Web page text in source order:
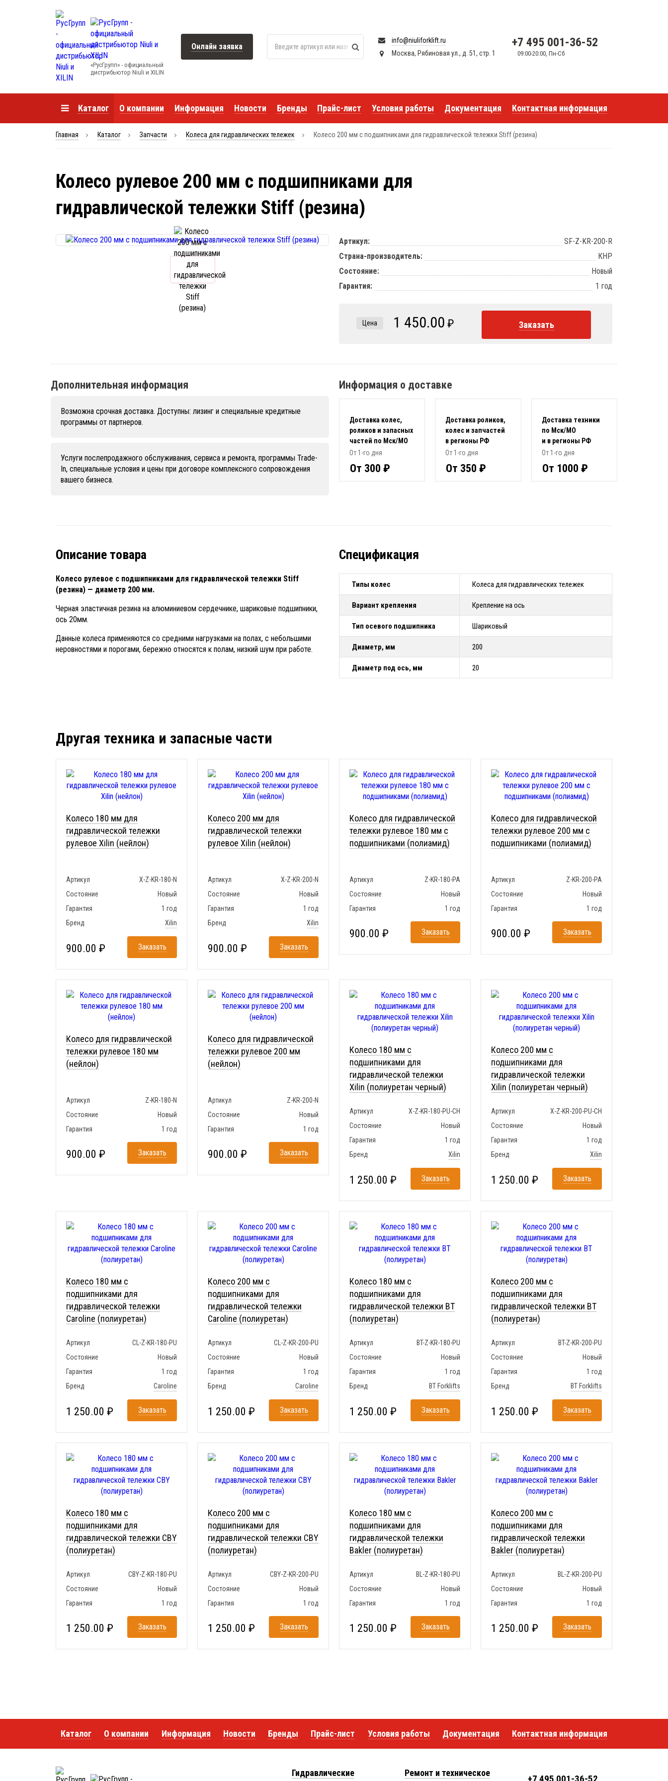
«РусГрупп» - официальный
диcтрибьютор Niuli и XILIN
Онлайн заявка
info@niuliforklift.ru
Москва, Рябиновая ул., д. 51, стр. 1
+7 495 001-36-52
09:00-20:00, Пн-Сб
Каталог О компании Информация Новости Бренды Прайс-лист Условия работы Документация Контактная информация
Главная Каталог Запчасти Колеса для гидравлических тележек Колесо 200 мм с подшипниками для гидравлической тележки Stiff (резина)
Колесо рулевое 200 мм с подшипниками для
гидравлической тележки Stiff (резина)
Артикул:
SF-Z-KR-200-R
Страна-производитель:
КНР
Состояние:
Новый
Гарантия:
1 год
Цена 1 450.00 ₽ Заказать
Дополнительная информация
Возможна срочная доставка. Доступны: лизинг и специальные кредитные
программы от партнеров.
Услуги послепродажного обслуживания, сервиса и ремонта, программы Trade-
In, специальные условия и цены при договоре комплексного сопровождения
вашего бизнеса.
Информация о доставке
Доставка колес,
роликов и запасных
частей по Мск/МО
От 1-го дня
От 300 ₽
Доставка роликов,
колес и запчастей
в регионы РФ
От 1-го дня
От 350 ₽
Доставка техники
по Мск/МО
и в регионы РФ
От 1-го дня
От 1000 ₽
Описание товара
Колесо рулевое с подшипниками для гидравлической тележки Stiff
(резина) — диаметр 200 мм.
Черная эластичная резина на алюминиевом сердечнике, шариковые подшипники,
ось 20мм.
Данные колеса применяются со средними нагрузками на полах, с небольшими
неровностями и порогами, бережно относятся к полам, низкий шум при работе.
Спецификация
Типы колес Колеса для гидравлических тележек
Вариант крепления Крепление на ось
Тип осевого подшипника Шариковый
Диаметр, мм 200
Диаметр под ось, мм 20
Другая техника и запасные части
Колесо 180 мм для
гидравлической тележки
рулевое Xilin (нейлон)
Артикул
X-Z-KR-180-N
Состояние
Новый
Гарантия
1 год
Бренд
Xilin
900.00 ₽ Заказать
Колесо 200 мм для
гидравлической тележки
рулевое Xilin (нейлон)
Артикул
X-Z-KR-200-N
Состояние
Новый
Гарантия
1 год
Бренд
Xilin
900.00 ₽ Заказать
Колесо для гидравлической
тележки рулевое 180 мм с
подшипниками (полиамид)
Артикул
Z-KR-180-PA
Состояние
Новый
Гарантия
1 год
900.00 ₽ Заказать
Колесо для гидравлической
тележки рулевое 200 мм с
подшипниками (полиамид)
Артикул
Z-KR-200-PA
Состояние
Новый
Гарантия
1 год
900.00 ₽ Заказать
Колесо для гидравлической
тележки рулевое 180 мм
(нейлон)
Артикул
Z-KR-180-N
Состояние
Новый
Гарантия
1 год
900.00 ₽ Заказать
Колесо для гидравлической
тележки рулевое 200 мм
(нейлон)
Артикул
Z-KR-200-N
Состояние
Новый
Гарантия
1 год
900.00 ₽ Заказать
Колесо 180 мм с
подшипниками для
гидравлической тележки
Xilin (полиуретан черный)
Артикул
X-Z-KR-180-PU-CH
Состояние
Новый
Гарантия
1 год
Бренд
Xilin
1 250.00 ₽ Заказать
Колесо 200 мм с
подшипниками для
гидравлической тележки
Xilin (полиуретан черный)
Артикул
X-Z-KR-200-PU-CH
Состояние
Новый
Гарантия
1 год
Бренд
Xilin
1 250.00 ₽ Заказать
Колесо 180 мм с
подшипниками для
гидравлической тележки
Caroline (полиуретан)
Артикул
CL-Z-KR-180-PU
Состояние
Новый
Гарантия
1 год
Бренд
Caroline
1 250.00 ₽ Заказать
Колесо 200 мм с
подшипниками для
гидравлической тележки
Caroline (полиуретан)
Артикул
CL-Z-KR-200-PU
Состояние
Новый
Гарантия
1 год
Бренд
Caroline
1 250.00 ₽ Заказать
Колесо 180 мм с
подшипниками для
гидравлической тележки BT
(полиуретан)
Артикул
BT-Z-KR-180-PU
Состояние
Новый
Гарантия
1 год
Бренд
BT Forklifts
1 250.00 ₽ Заказать
Колесо 200 мм с
подшипниками для
гидравлической тележки BT
(полиуретан)
Артикул
BT-Z-KR-200-PU
Состояние
Новый
Гарантия
1 год
Бренд
BT Forklifts
1 250.00 ₽ Заказать
Колесо 180 мм с
подшипниками для
гидравлической тележки CBY
(полиуретан)
Артикул
CBY-Z-KR-180-PU
Состояние
Новый
Гарантия
1 год
1 250.00 ₽ Заказать
Колесо 200 мм с
подшипниками для
гидравлической тележки CBY
(полиуретан)
Артикул
CBY-Z-KR-200-PU
Состояние
Новый
Гарантия
1 год
1 250.00 ₽ Заказать
Колесо 180 мм с
подшипниками для
гидравлической тележки
Bakler (полиуретан)
Артикул
BL-Z-KR-180-PU
Состояние
Новый
Гарантия
1 год
1 250.00 ₽ Заказать
Колесо 200 мм с
подшипниками для
гидравлической тележки
Bakler (полиуретан)
Артикул
BL-Z-KR-200-PU
Состояние
Новый
Гарантия
1 год
1 250.00 ₽ Заказать
Каталог О компании Информация Новости Бренды Прайс-лист Условия работы Документация Контактная информация
Гидравлические
Ремонт и техническое